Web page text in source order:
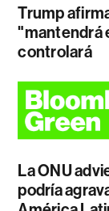
Trump
"mantendrá
controlará
La ONU
podría